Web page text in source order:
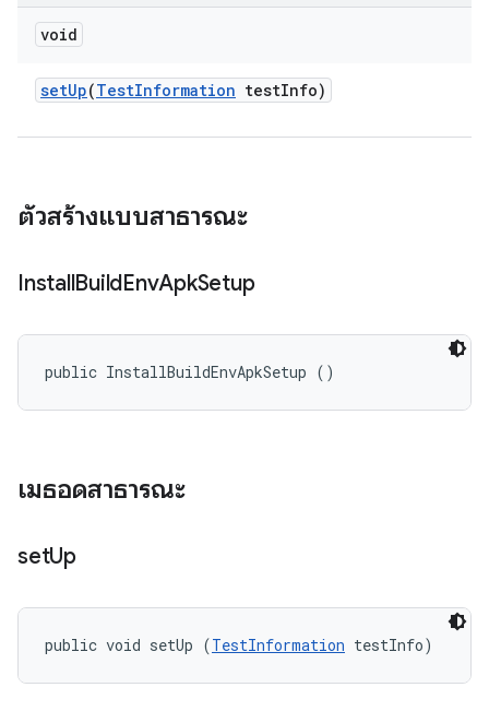
void
setUp(TestInformation testInfo)
ตัวสร้างแบบสาธารณะ
InstallBuildEnvApkSetup
public InstallBuildEnvApkSetup ()
เมธอดสาธารณะ
setUp
public void setUp (TestInformation testInfo)